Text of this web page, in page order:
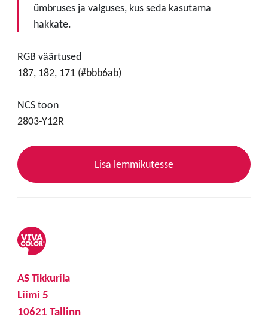
ümbruses ja valguses, kus seda kasutama
hakkate.
RGB väärtused
187, 182, 171 (#bbb6ab)
NCS toon
2803-Y12R
Lisa lemmikutesse
AS Tikkurila
Liimi 5
10621 Tallinn